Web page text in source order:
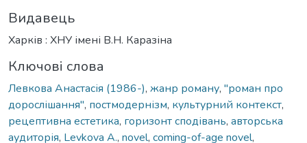
Видавець
Харків : ХНУ імені В.Н. Каразіна
Ключові слова
Левкова Анастасія (1986-), жанр роману, "роман про
дорослішання", постмодернізм, культурний контекст,
рецептивна естетика, горизонт сподівань, авторська
аудиторія, Levkova А., novel, coming-of-age novel,